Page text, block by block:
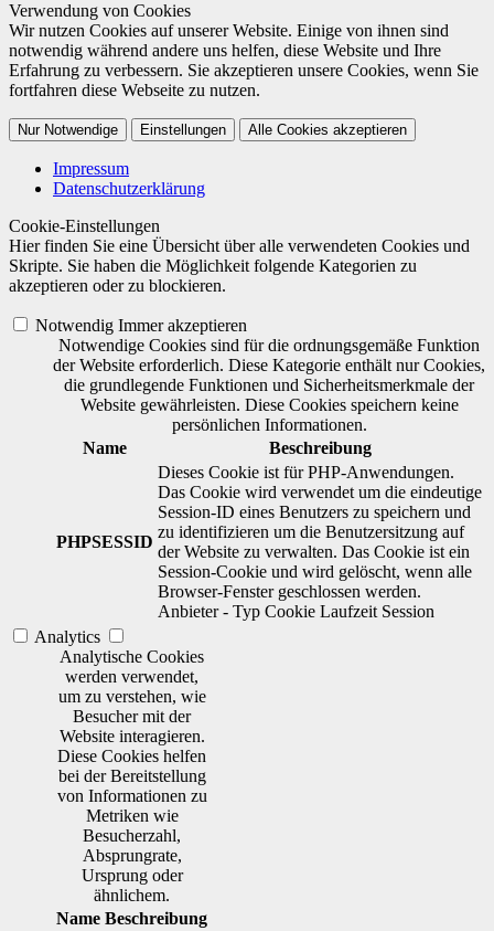
Verwendung von Cookies
Wir nutzen Cookies auf unserer Website. Einige von ihnen sind
notwendig während andere uns helfen, diese Website und Ihre
Erfahrung zu verbessern. Sie akzeptieren unsere Cookies, wenn Sie
fortfahren diese Webseite zu nutzen.
Nur Notwendige Einstellungen Alle Cookies akzeptieren
Impressum
Datenschutzerklärung
Cookie-Einstellungen
Hier finden Sie eine Übersicht über alle verwendeten Cookies und
Skripte. Sie haben die Möglichkeit folgende Kategorien zu
akzeptieren oder zu blockieren.
Notwendig Immer akzeptieren
Notwendige Cookies sind für die ordnungsgemäße Funktion
der Website erforderlich. Diese Kategorie enthält nur Cookies,
die grundlegende Funktionen und Sicherheitsmerkmale der
Website gewährleisten. Diese Cookies speichern keine
persönlichen Informationen.
Name
Beschreibung
PHPSESSID
Dieses Cookie ist für PHP-Anwendungen.
Das Cookie wird verwendet um die eindeutige
Session-ID eines Benutzers zu speichern und
zu identifizieren um die Benutzersitzung auf
der Website zu verwalten. Das Cookie ist ein
Session-Cookie und wird gelöscht, wenn alle
Browser-Fenster geschlossen werden.
Anbieter - Typ Cookie Laufzeit Session
Analytics
Analytische Cookies
werden verwendet,
um zu verstehen, wie
Besucher mit der
Website interagieren.
Diese Cookies helfen
bei der Bereitstellung
von Informationen zu
Metriken wie
Besucherzahl,
Absprungrate,
Ursprung oder
ähnlichem.
Name Beschreibung